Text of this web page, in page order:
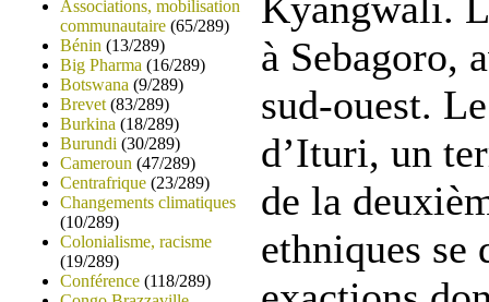
Associations, mobilisation
communautaire (65/289)
Bénin (13/289)
Big Pharma (16/289)
Botswana (9/289)
Brevet (83/289)
Burkina (18/289)
Burundi (30/289)
Cameroun (47/289)
Centrafrique (23/289)
Changements climatiques
(10/289)
Colonialisme, racisme
(19/289)
Conférence (118/289)
à Sebagoro,
sud-ouest.
d’Ituri, un
de la
ethniques se